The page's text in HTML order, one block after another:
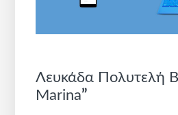
Λευκάδα Πολυτελή
Marina”